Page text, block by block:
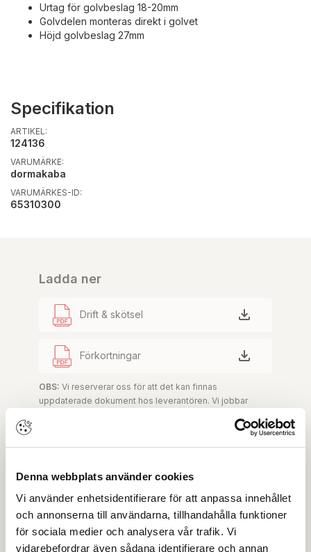
Denna webbplats använder cookies
Vi använder enhetsidentifierare för att anpassa innehållet
och annonserna till användarna, tillhandahålla funktioner
för sociala medier och analysera vår trafik. Vi
vidarebefordrar även sådana identifierare och annan
Urtag för golvbeslag 18-20mm
Golvdelen monteras direkt i golvet
Höjd golvbeslag 27mm
Specifikation
ARTIKEL:
124136
VARUMÄRKE:
dormakaba
VARUMÄRKES-ID:
65310300
Ladda ner
Drift & skötsel
Förkortningar
OBS: Vi reserverar oss för att det kan finnas
uppdaterade dokument hos leverantören. Vi jobbar
Skapa konto Logga in
Skapa inloggning, bli företagskund eller logga in för att
beställa, se priser,
produktblad, ritningar, monteringsbeskrivningar samt